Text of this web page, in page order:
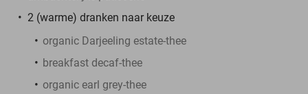
2 (warme) dranken naar keuze
organic Darjeeling estate-thee
breakfast decaf-thee
organic earl grey-thee